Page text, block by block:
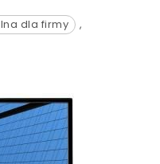
dla firmy
,